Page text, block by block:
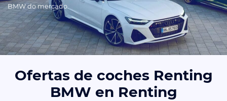
BMW do mercado.
Ofertas de coches Renting
BMW en Renting